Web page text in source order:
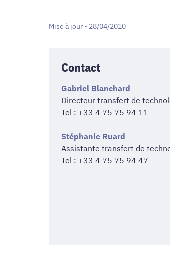
Mise à jour - 28/04/2010
Contact
Gabriel Blanchard
Directeur transfert de
Tel : +33 4 75 75 94 11
Stéphanie Ruard
Assistante transfert de
Tel : +33 4 75 75 94 47